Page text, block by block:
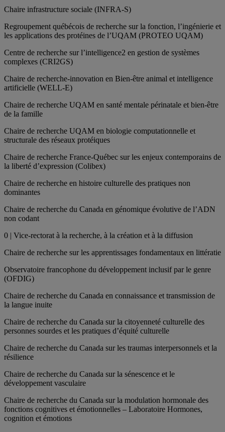
Chaire infrastructure sociale (INFRA-S)
Regroupement québécois de recherche sur la fonction, l’ingénierie et
les applications des protéines de l’UQAM (PROTEO UQAM)
Centre de recherche sur l’intelligence2 en gestion de systèmes
complexes (CRI2GS)
Chaire de recherche-innovation en Bien-être animal et intelligence
artificielle (WELL-E)
Chaire de recherche UQAM en santé mentale périnatale et bien-être
de la famille
Chaire de recherche UQAM en biologie computationnelle et
structurale des réseaux protéiques
Chaire de recherche France-Québec sur les enjeux contemporains de
la liberté d’expression (Colibex)
Chaire de recherche en histoire culturelle des pratiques non
dominantes
Chaire de recherche du Canada en génomique évolutive de l’ADN
non codant
0 | Vice-rectorat à la recherche, à la création et à la diffusion
Chaire de recherche sur les apprentissages fondamentaux en littératie
Observatoire francophone du développement inclusif par le genre
(OFDIG)
Chaire de recherche du Canada en connaissance et transmission de
la langue inuite
Chaire de recherche du Canada sur la citoyenneté culturelle des
personnes sourdes et les pratiques d’équité culturelle
Chaire de recherche du Canada sur les traumas interpersonnels et la
résilience
Chaire de recherche du Canada sur la sénescence et le
développement vasculaire
Chaire de recherche du Canada sur la modulation hormonale des
fonctions cognitives et émotionnelles – Laboratoire Hormones,
cognition et émotions